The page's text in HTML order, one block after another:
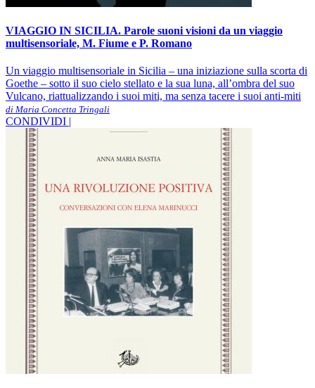
VIAGGIO IN SICILIA. Parole suoni visioni da un viaggio
multisensoriale, M. Fiume e P. Romano
Un viaggio multisensoriale in Sicilia – una iniziazione sulla scorta di
Goethe – sotto il suo cielo stellato e la sua luna, all’ombra del suo
Vulcano, riattualizzando i suoi miti, ma senza tacere i suoi anti-miti
di Maria Concetta Tringali
CONDIVIDI |